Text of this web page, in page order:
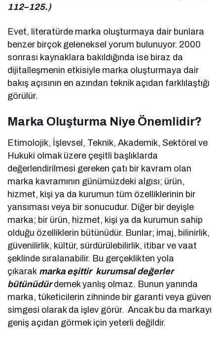
112–125.)
Evet, literatürde marka oluşturmaya dair bunlara
benzer birçok geleneksel yorum bulunuyor. 2000
sonrası kaynaklara bakıldığında ise biraz da
dijitalleşmenin etkisiyle marka oluşturmaya dair
bakış açısının en azından teknik açıdan farklılaştığı
görülür.
Marka Oluşturma Niye Önemlidir?
Etimolojik, İşlevsel, Teknik, Akademik, Sektörel ve
Hukuki olmak üzere çeşitli başlıklarda
değerlendirilmesi gereken çatı bir kavram olan
marka kavramının günümüzdeki algısı; ürün,
hizmet, kişi ya da kurumun tüm özelliklerinin bir
yansıması veya bir sonucudur. Diğer bir deyişle
marka; bir ürün, hizmet, kişi ya da kurumun sahip
olduğu özelliklerin bütünüdür. Bunlar; imaj, bilinirlik,
güvenilirlik, kültür, sürdürülebilirlik, itibar ve vaat
şeklinde sıralanabilir. Bu gerçeklikten yola
çıkarak marka eşittir kurumsal değerler
bütünüdürdemek yanlış olmaz. Bunun yanında
marka, tüketicilerin zihninde bir garanti veya güven
simgesi olarak da işlev görür. Ancak bu da markayı
geniş açıdan görmek için yeterli değildir.